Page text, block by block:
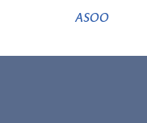
ASOO